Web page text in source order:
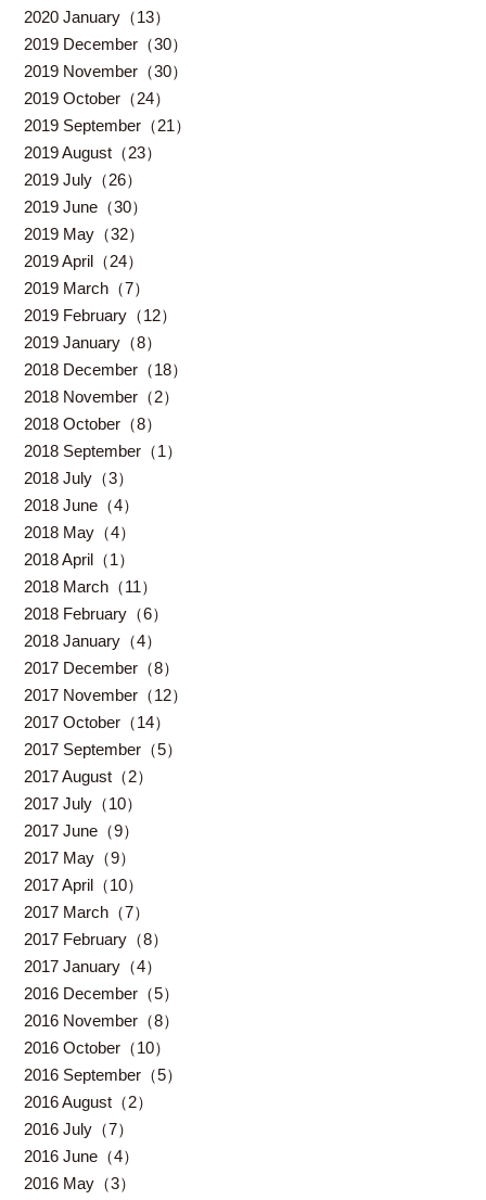
2020 January（13）
2019 December（30）
2019 November（30）
2019 October（24）
2019 September（21）
2019 August（23）
2019 July（26）
2019 June（30）
2019 May（32）
2019 April（24）
2019 March（7）
2019 February（12）
2019 January（8）
2018 December（18）
2018 November（2）
2018 October（8）
2018 September（1）
2018 July（3）
2018 June（4）
2018 May（4）
2018 April（1）
2018 March（11）
2018 February（6）
2018 January（4）
2017 December（8）
2017 November（12）
2017 October（14）
2017 September（5）
2017 August（2）
2017 July（10）
2017 June（9）
2017 May（9）
2017 April（10）
2017 March（7）
2017 February（8）
2017 January（4）
2016 December（5）
2016 November（8）
2016 October（10）
2016 September（5）
2016 August（2）
2016 July（7）
2016 June（4）
2016 May（3）